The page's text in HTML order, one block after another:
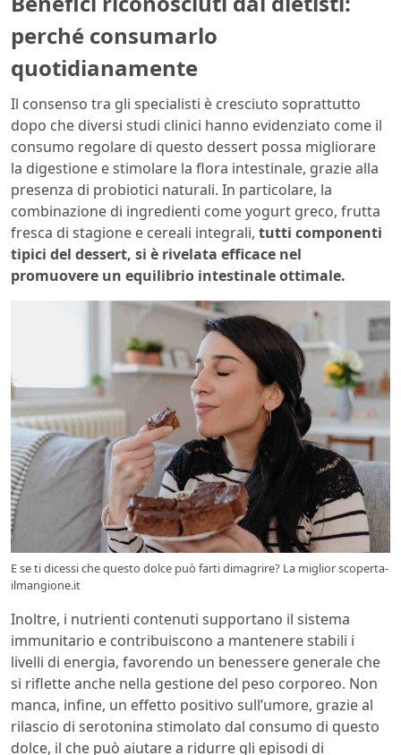
perché consumarlo
quotidianamente
Il consenso tra gli specialisti è cresciuto soprattutto
dopo che diversi studi clinici hanno evidenziato come il
consumo regolare di questo dessert possa migliorare
la digestione e stimolare la flora intestinale, grazie alla
presenza di probiotici naturali. In particolare, la
combinazione di ingredienti come yogurt greco, frutta
fresca di stagione e cereali integrali, tutti componenti
tipici del dessert, si è rivelata efficace nel
promuovere un equilibrio intestinale ottimale.
E se ti dicessi che questo dolce può farti dimagrire? La miglior scoperta-
ilmangione.it
Inoltre, i nutrienti contenuti supportano il sistema
immunitario e contribuiscono a mantenere stabili i
livelli di energia, favorendo un benessere generale che
si riflette anche nella gestione del peso corporeo. Non
manca, infine, un effetto positivo sull’umore, grazie al
rilascio di serotonina stimolato dal consumo di questo
dolce, il che può aiutare a ridurre gli episodi di